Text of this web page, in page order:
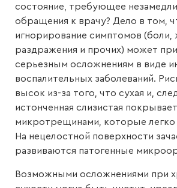
состояние, требующее
обращения к врачу? Дело в том,
игнорирование симптомов (боли,
раздражения и прочих) может
серьезным осложнениям в виде
воспалительных заболеваний.
высок из-за того, что сухая и,
истонченная слизистая
микротрещинами, которые
На нецелостной поверхности
развиваются патогенные
Возможными осложнениями при